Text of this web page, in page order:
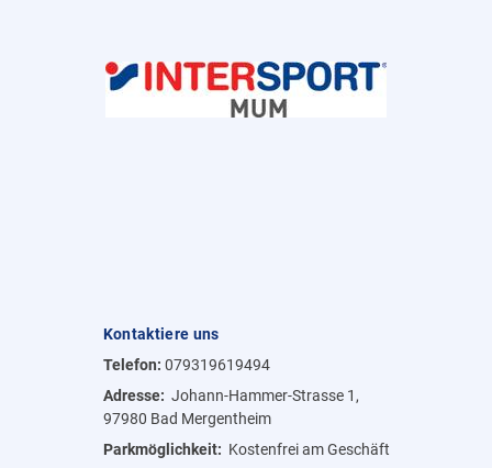
Kontaktiere uns
Telefon: 079319619494
Adresse: Johann-Hammer-Strasse 1,
97980 Bad Mergentheim
Parkmöglichkeit: Kostenfrei am Geschäft